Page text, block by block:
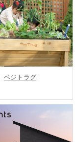
ベジトラグ